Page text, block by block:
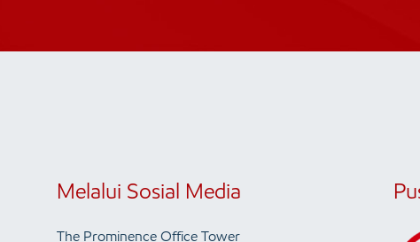
Melalui Sosial Media
The Prominence Office Tower